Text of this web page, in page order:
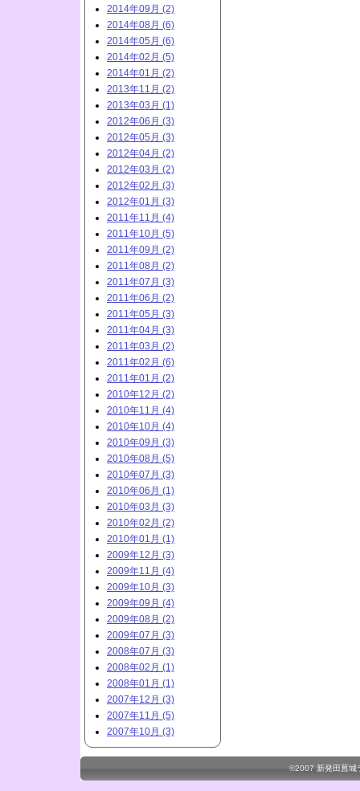
2014年09月 (2)
2014年08月 (6)
2014年05月 (6)
2014年02月 (5)
2014年01月 (2)
2013年11月 (2)
2013年03月 (1)
2012年06月 (3)
2012年05月 (3)
2012年04月 (2)
2012年03月 (2)
2012年02月 (3)
2012年01月 (3)
2011年11月 (4)
2011年10月 (5)
2011年09月 (2)
2011年08月 (2)
2011年07月 (3)
2011年06月 (2)
2011年05月 (3)
2011年04月 (3)
2011年03月 (2)
2011年02月 (6)
2011年01月 (2)
2010年12月 (2)
2010年11月 (4)
2010年10月 (4)
2010年09月 (3)
2010年08月 (5)
2010年07月 (3)
2010年06月 (1)
2010年03月 (3)
2010年02月 (2)
2010年01月 (1)
2009年12月 (3)
2009年11月 (4)
2009年10月 (3)
2009年09月 (4)
2009年08月 (2)
2009年07月 (3)
2008年07月 (3)
2008年02月 (1)
2008年01月 (1)
2007年12月 (3)
2007年11月 (5)
2007年10月 (3)
©2007 新発田菖城